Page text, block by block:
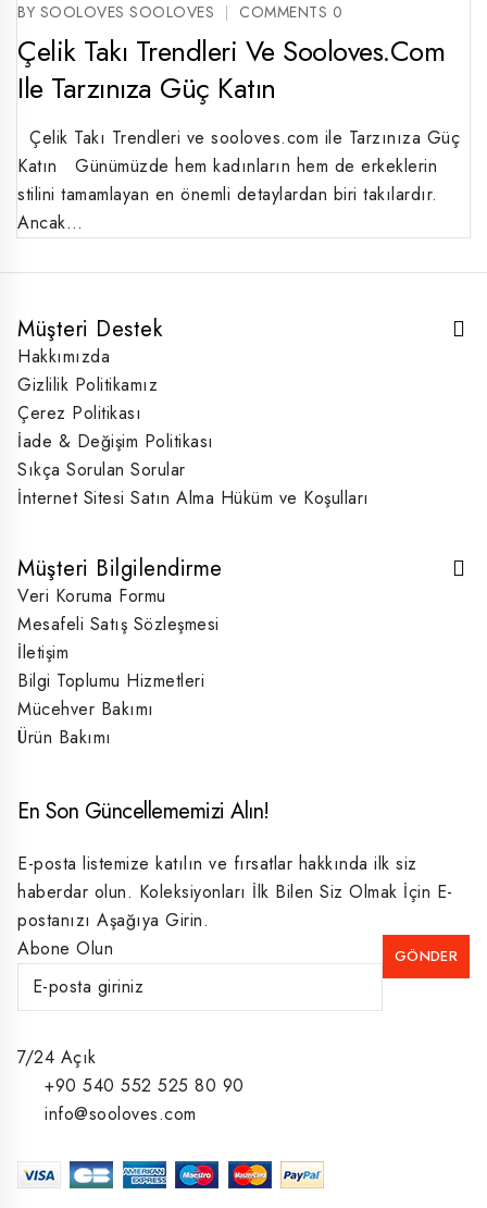
BY SOOLOVES SOOLOVES COMMENTS 0
Çelik Takı Trendleri Ve Sooloves.com
Ile Tarzınıza Güç Katın
Çelik Takı Trendleri ve sooloves.com ile Tarzınıza Güç
Katın Günümüzde hem kadınların hem de erkeklerin
stilini tamamlayan en önemli detaylardan biri takılardır.
Ancak…
Müşteri Destek
Hakkımızda
Gizlilik Politikamız
Çerez Politikası
İade & Değişim Politikası
Sıkça Sorulan Sorular
İnternet Sitesi Satın Alma Hüküm ve Koşulları
Müşteri Bilgilendirme
Veri Koruma Formu
Mesafeli Satış Sözleşmesi
İletişim
Bilgi Toplumu Hizmetleri
Mücehver Bakımı
Ürün Bakımı
En Son Güncellememizi Alın!
E-posta listemize katılın ve fırsatlar hakkında ilk siz
haberdar olun. Koleksiyonları İlk Bilen Siz Olmak İçin E-
postanızı Aşağıya Girin.
Abone Olun
7/24 Açık
+90 540 552 525 80 90
info@sooloves.com